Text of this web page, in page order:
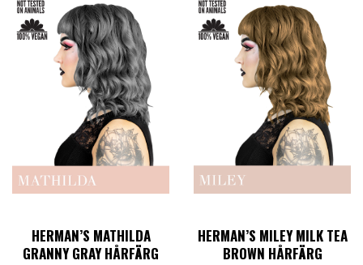
HERMAN’S MATHILDA
GRANNY GRAY HÅRFÄRG
HERMAN’S MILEY MILK TEA
BROWN HÅRFÄRG